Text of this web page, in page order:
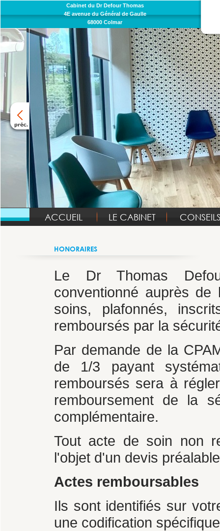
Cabinet du Dr Defour Thomas
4E avenue du Général de Gaulle
68000 Colmar
ACCUEIL LE CABINET
HONORAIRES
Le Dr Thomas
conventionné auprès
soins, plafonnés,
remboursés par la
Par demande de la
de 1/3 payant
remboursés sera à
remboursement de la
complémentaire.
Tout acte de soin non
l'objet d'un devis
Actes remboursables
Ils sont identifiés sur
une codification